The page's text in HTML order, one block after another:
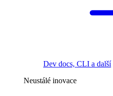
Dev docs, CLI a další
Neustálé inovace